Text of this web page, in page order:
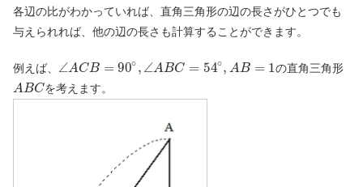
各辺の比がわかっていれば、直角三角形の辺の長さがひとつでも
与えられれば、他の辺の長さも計算することができます。
例えば、 ∠ACB = 90∘ , ∠ABC = 54∘, AB = 1の直角三角形
ABCを考えます。